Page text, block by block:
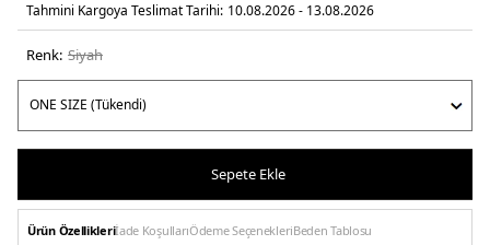
Tahmini Kargoya Teslimat Tarihi: 10.08.2026 - 13.08.2026
Renk: si̇yah
Sepete Ekle
Ürün Özellikleriİade KoşullarıÖdeme SeçenekleriBeden Tablosu